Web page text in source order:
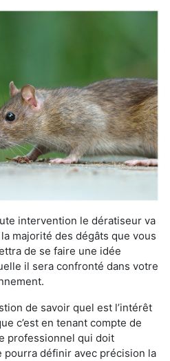
intervention le dératiseur va
majorité des dégâts que vous
de se faire une idée
il sera confronté dans votre
de savoir quel est l’intérêt
c’est en tenant compte de
professionnel qui doit
pourra définir avec précision la